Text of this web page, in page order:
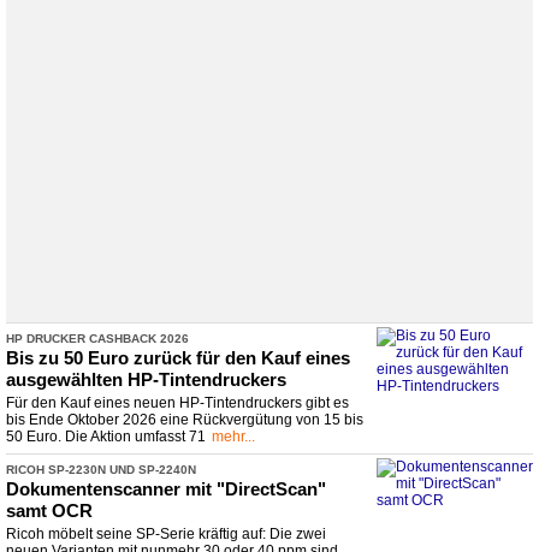
HP DRUCKER CASHBACK 2026
Bis zu 50 Euro zurück für den Kauf eines
ausgewählten HP-​Tintendruckers
Für den Kauf eines neuen HP-Tintendruckers gibt es
bis Ende Oktober 2026 eine Rückvergütung von 15 bis
50 Euro. Die Aktion umfasst 71 mehr...
RICOH SP-​2230N UND SP-​2240N
Dokumentenscanner mit "DirectScan"
samt OCR
Ricoh möbelt seine SP-Serie kräftig auf: Die zwei